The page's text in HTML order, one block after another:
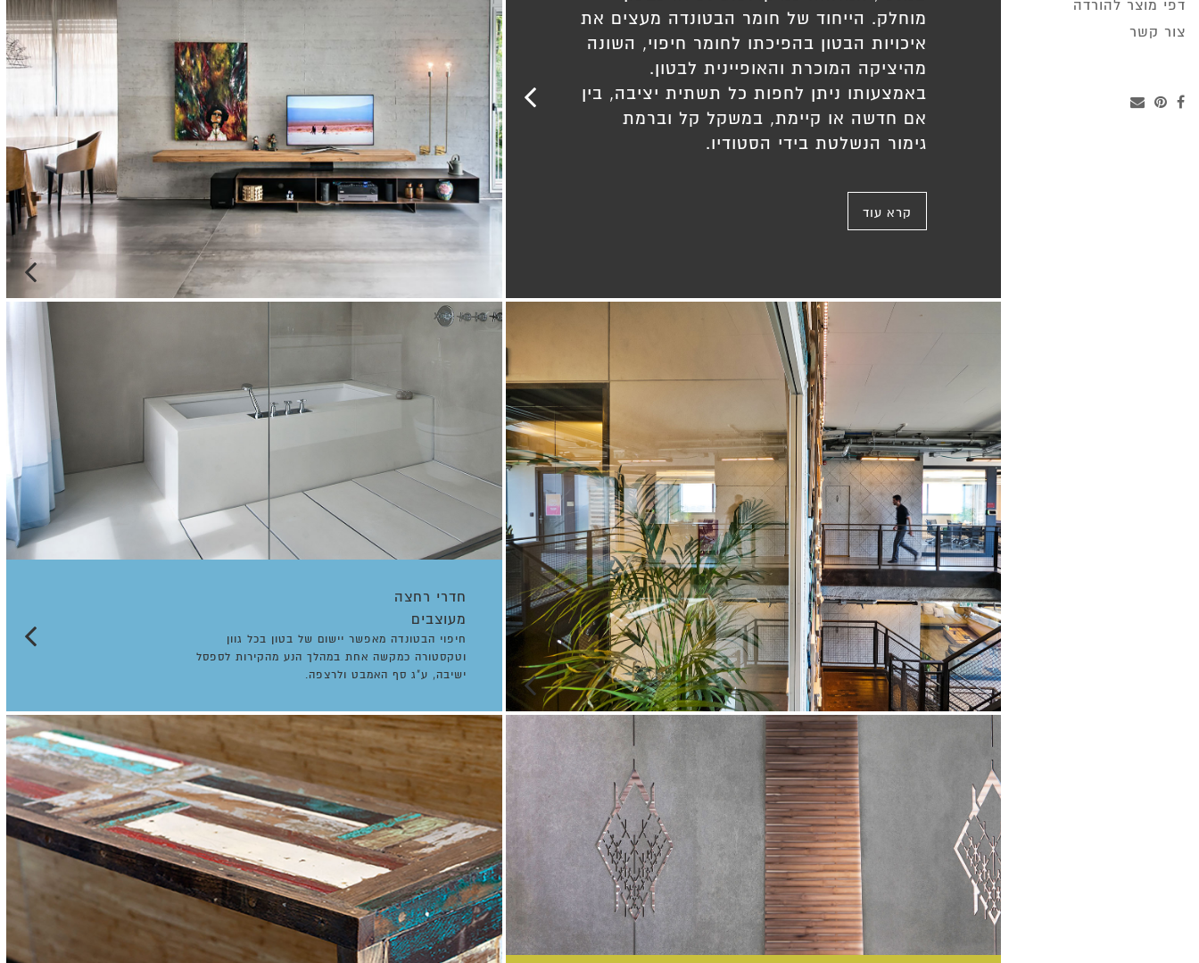
דפי מוצר להורדה
צור קשר
מוחלק. הייחוד של חומר הבטונדה מעצים את
איכויות הבטון בהפיכתו לחומר חיפוי, השונה
מהיציקה המוכרת והאופיינית לבטון.
באמצעותו ניתן לחפות כל תשתית יציבה, בין
אם חדשה או קיימת, במשקל קל וברמת
גימור הנשלטת בידי הסטודיו.
קרא עוד
חדרי רחצה
מעוצבים
חיפוי הבטונדה מאפשר יישום של בטון בכל גוון
וטקסטורה כמקשה אחת במהלך הנע מהקירות לספסל
ישיבה, ע"ג סף האמבט ולרצפה.